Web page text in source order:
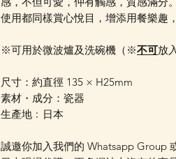
使用都同樣賞心悅目，增添用餐樂趣
※可用於微波爐及洗碗機（※不可放
尺寸：約直徑 135 × H25mm
素材・成分：瓷器
生產地﹕日本
誠邀你加入我們的 Whatsapp Group